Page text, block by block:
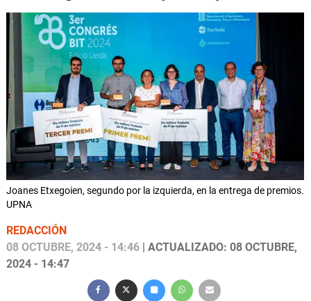
Joanes Etxegoien, segundo por la izquierda, en la entrega de premios.
UPNA
REDACCIÓN
08 OCTUBRE, 2024 - 14:46 | ACTUALIZADO: 08 OCTUBRE,
2024 - 14:47